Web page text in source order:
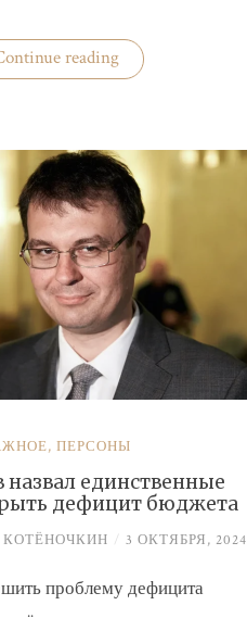
reading«На
Банковой
Буданова
и
Умерова»
, ПЕРСОНЫ
назвал единственные
дефицит бюджета
/ 3 ОКТЯБРЯ, 2024
проблему дефицита